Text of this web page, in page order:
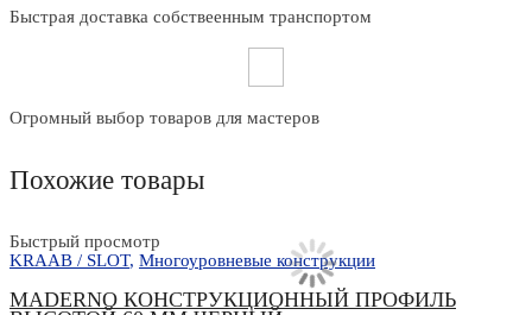
Быстрая доставка собствеенным транспортом
Огромный выбор товаров для мастеров
Похожие товары
Быстрый просмотр
KRAAB / SLOT, Многоуровневые конструкции
MADERNO КОНСТРУКЦИОННЫЙ ПРОФИЛЬ